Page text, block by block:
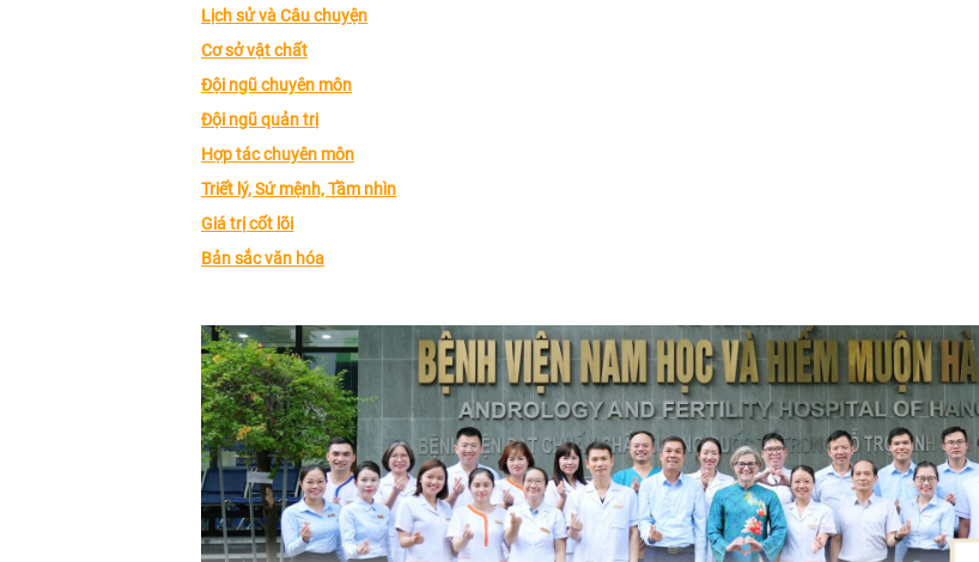
Lịch sử và Câu chuyện
Cơ sở vật chất
Đội ngũ chuyên môn
Đội ngũ quản trị
Hợp tác chuyên môn
Triết lý, Sứ mệnh,Tầm nhìn
Giá trị cốt lõi
Bản sắc văn hóa